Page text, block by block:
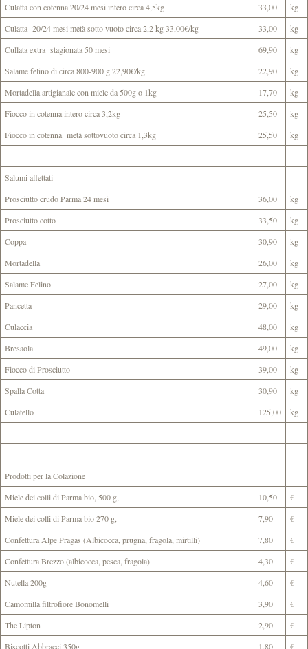
Culatta con cotenna 20/24 mesi intero circa 4,5kg
33,00
kg
Culatta 20/24 mesi metà sotto vuoto circa 2,2 kg 33,00€/kg
33,00
kg
Cullata extra stagionata 50 mesi
69,90
kg
Salame felino di circa 800-900 g 22,90€/kg
22,90
kg
Mortadella artigianale con miele da 500g o 1kg
17,70
kg
Fiocco in cotenna intero circa 3,2kg
25,50
kg
Fiocco in cotenna metà sottovuoto circa 1,3kg
25,50 kg
Salumi affettati
Prosciutto crudo Parma 24 mesi
36,00
kg
Prosciutto cotto
33,50
kg
Coppa
30,90
kg
Mortadella
26,00
kg
Salame Felino
27,00
kg
Pancetta
29,00
kg
Culaccia
48,00
kg
Bresaola
49,00
kg
Fiocco di Prosciutto
39,00
kg
Spalla Cotta
30,90
kg
Culatello
125,00 kg
Prodotti per la Colazione
Miele dei colli di Parma bio, 500 g,
10,50
€
Miele dei colli di Parma bio 270 g,
7,90
€
Confettura Alpe Pragas (Albicocca, prugna, fragola, mirtilli)
7,80
€
Confettura Brezzo (albicocca, pesca, fragola)
4,30
€
Nutella 200g
4,60
€
Camomilla filtrofiore Bonomelli
3,90
€
The Lipton
2,90
€
Biscotti Abbracci 350g
1,80
€